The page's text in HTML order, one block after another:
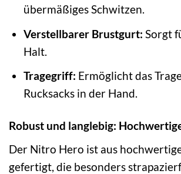
übermäßiges Schwitzen.
Verstellbarer Brustgurt: Sorgt
Halt.
Tragegriff: Ermöglicht das
Rucksacks in der Hand.
Robust und langlebig:
Der Nitro Hero ist aus
gefertigt, die besonders